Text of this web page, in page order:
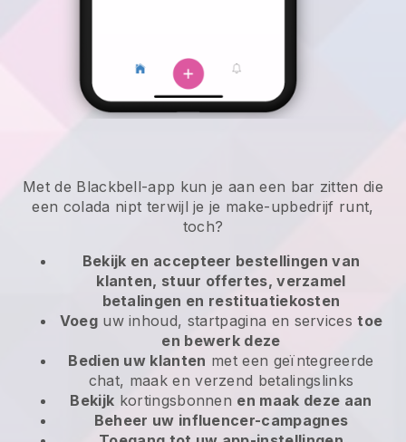
Met de Blackbell-app kun je aan een bar zitten die
een colada nipt terwijl je je make-upbedrijf runt,
toch?
Bekijk en accepteer bestellingen van
klanten, stuur offertes, verzamel
betalingen en restituatiekosten
Voeguw inhoud, startpagina en servicestoe
en bewerk deze
Bedien uw klanten met een geïntegreerde
chat, maak en verzend betalingslinks
Bekijk kortingsbonnen en maak deze aan
Beheer uw influencer-campagnes